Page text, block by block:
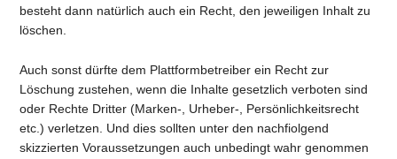
besteht dann natürlich auch ein Recht, den jeweiligen Inhalt zu
löschen.
Auch sonst dürfte dem Plattformbetreiber ein Recht zur
Löschung zustehen, wenn die Inhalte gesetzlich verboten sind
oder Rechte Dritter (Marken-, Urheber-, Persönlichkeitsrecht
etc.) verletzen. Und dies sollten unter den nachfiolgend
skizzierten Voraussetzungen auch unbedingt wahr genommen